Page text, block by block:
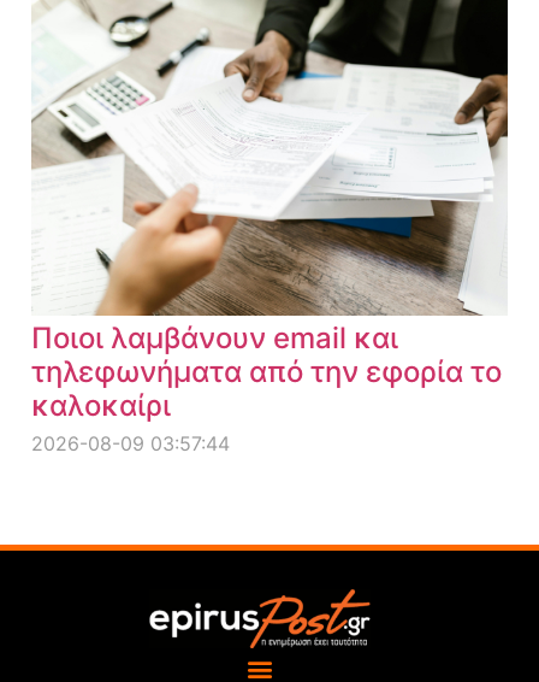
Ποιοι λαμβάνουν email και
τηλεφωνήματα από την εφορία το
καλοκαίρι
2026-08-09 03:57:44